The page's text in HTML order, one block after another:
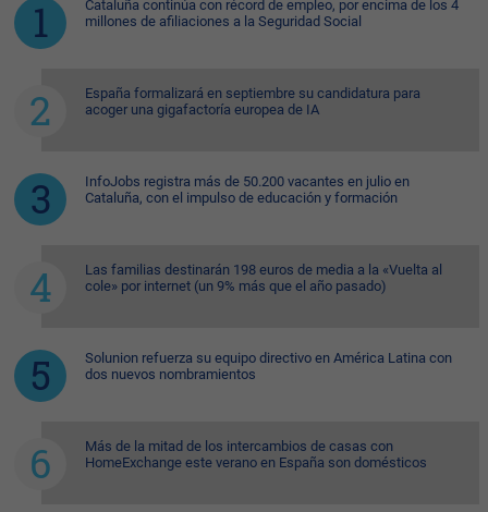
Cataluña continúa con récord de empleo, por encima de los 4
millones de afiliaciones a la Seguridad Social
España formalizará en septiembre su candidatura para
acoger una gigafactoría europea de IA
InfoJobs registra más de 50.200 vacantes en julio en
Cataluña, con el impulso de educación y formación
Las familias destinarán 198 euros de media a la «Vuelta al
cole» por internet (un 9% más que el año pasado)
Solunion refuerza su equipo directivo en América Latina con
dos nuevos nombramientos
Más de la mitad de los intercambios de casas con
HomeExchange este verano en España son domésticos